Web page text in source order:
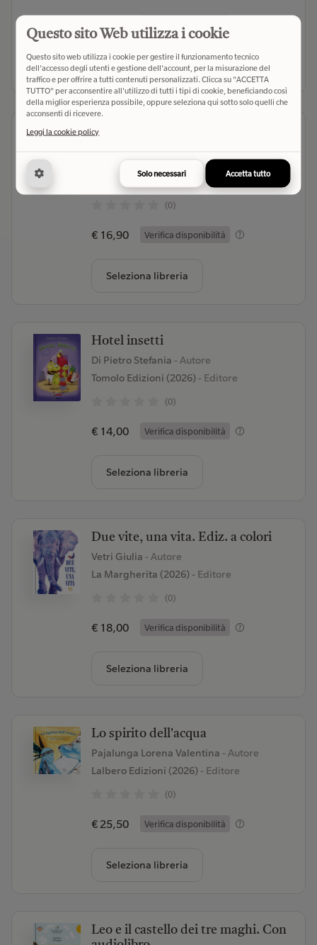
€ 16,90
Seleziona libreria
Le avventure di Pinocchio di Carlo
Stilton Geronimo
- Autore
Piemme (2026)
- Editore
(0)
€ 16,90 Verifica disponibilità
Seleziona libreria
Hotel insetti
Di Pietro Stefania - Autore
Tomolo Edizioni (2026)- Editore
(0)
€ 14,00 Verifica disponibilità
Seleziona libreria
Due vite, una vita. Ediz. a colori
Vetri Giulia - Autore
La Margherita (2026)- Editore
(0)
€ 18,00 Verifica disponibilità
Seleziona libreria
Lo spirito dell'acqua
Pajalunga Lorena Valentina - Autore
Lalbero Edizioni (2026)- Editore
(0)
€ 25,50 Verifica disponibilità
Seleziona libreria
Leo e il castello dei tre maghi. Con
Questo sito Web utilizza i cookie
Questo sito web utilizza i cookie per gestire il funzionamento tecnico
dell'accesso degli utenti e gestione dell'account, per la misurazione del
traffico e per offrire a tutti contenuti personalizzati. Clicca su "ACCETTA
TUTTO" per acconsentire all'utilizzo di tutti i tipi di cookie, beneficiando così
della miglior esperienza possibile, oppure seleziona qui sotto solo quelli che
acconsenti di ricevere.
Leggi la cookie policy
Solo necessari Accetta tutto